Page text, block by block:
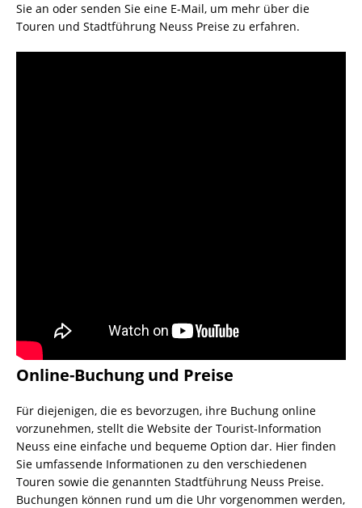
Sie an oder senden Sie eine E-Mail, um mehr über die
Touren und Stadtführung Neuss Preise zu erfahren.
Online-Buchung und Preise
Für diejenigen, die es bevorzugen, ihre Buchung online
vorzunehmen, stellt die Website der Tourist-Information
Neuss eine einfache und bequeme Option dar. Hier finden
Sie umfassende Informationen zu den verschiedenen
Touren sowie die genannten Stadtführung Neuss Preise.
Buchungen können rund um die Uhr vorgenommen werden,